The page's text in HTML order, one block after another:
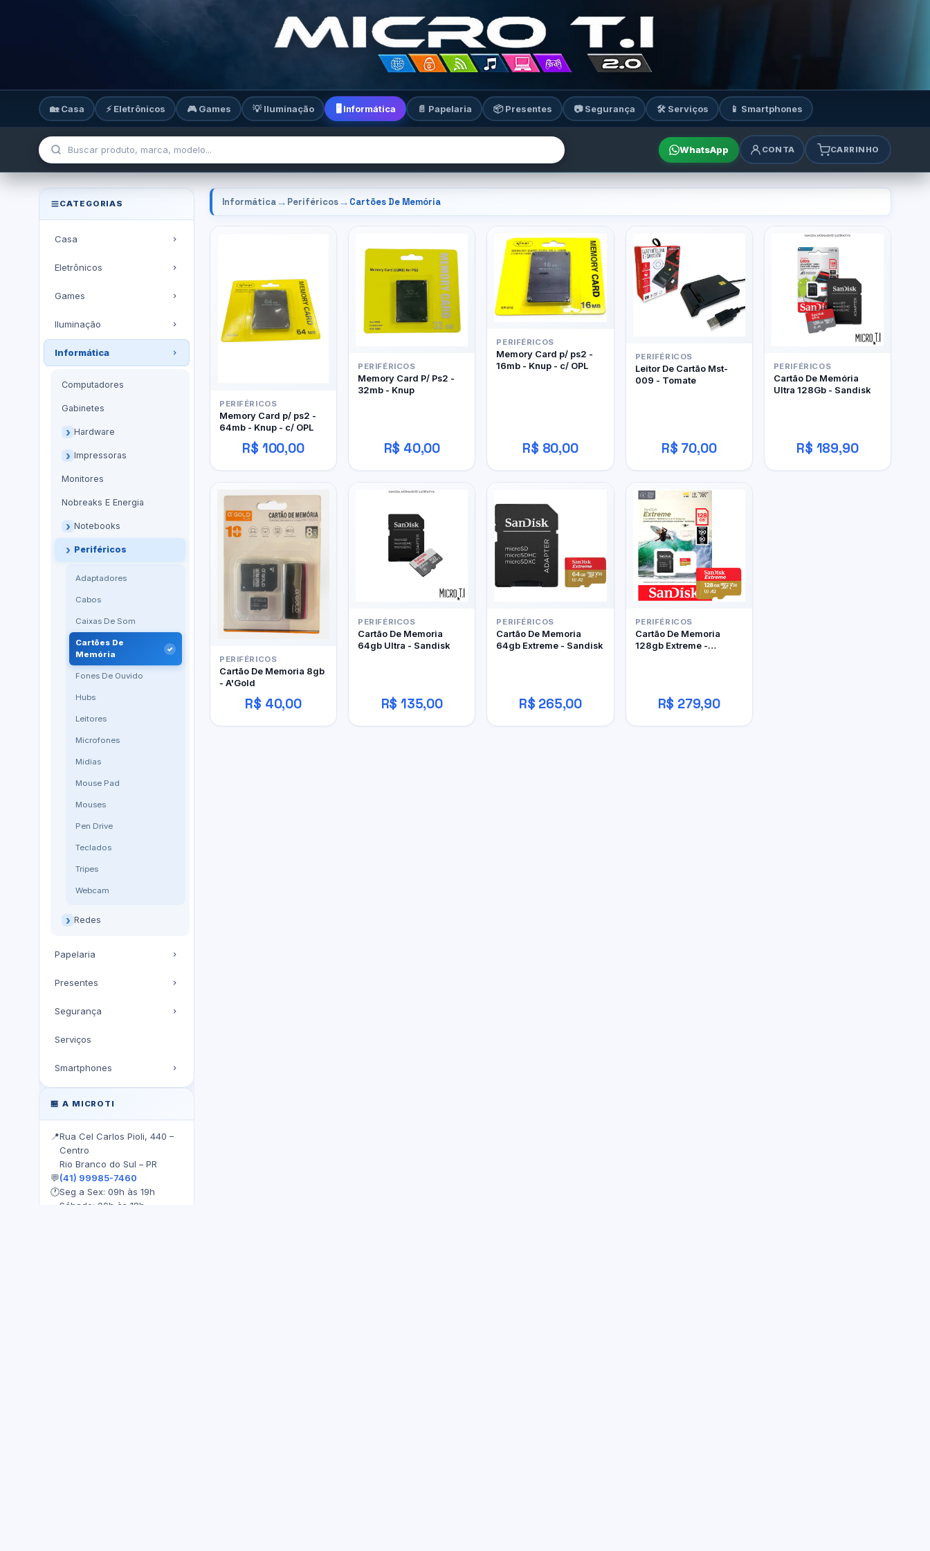
🏡 Casa ⚡ Eletrônicos 🎮 Games 💡 Iluminação 🖥️ Informática 📄 Papelaria 📦 Presentes 📷 Segurança 🛠️ Serviços 📱 Smartphones
WhatsApp CONTA CARRINHO
CATEGORIAS
Casa
Eletrônicos
Games
Iluminação
Informática
Computadores
Gabinetes
Hardware
Impressoras
Monitores
Nobreaks E Energia
Notebooks
Periféricos
Adaptadores
Cabos
Caixas De Som
Cartões De
Memória
Fones De Ouvido
Hubs
Leitores
Microfones
Midias
Mouse Pad
Mouses
Pen Drive
Teclados
Tripes
Webcam
Redes
Papelaria
Presentes
Segurança
Serviços
Smartphones
🏪 A MICROTI
📍Rua Cel Carlos Pioli, 440 –
Centro
Rio Branco do Sul – PR
💬(41) 99985-7460
🕐Seg a Sex: 09h às 19h
Sábado: 09h às 18h
Informática→ Periféricos→ Cartões De Memória
PERIFÉRICOS
Memory Card p/ ps2 -
64mb - Knup - c/ OPL
R$ 100,00
PERIFÉRICOS
Memory Card P/ Ps2 -
32mb - Knup
R$ 40,00
PERIFÉRICOS
Memory Card p/ ps2 -
16mb - Knup - c/ OPL
R$ 80,00
PERIFÉRICOS
Leitor De Cartão Mst-
009 - Tomate
R$ 70,00
PERIFÉRICOS
Cartão De Memória
Ultra 128Gb - Sandisk
R$ 189,90
PERIFÉRICOS
Cartão De Memoria 8gb
- A'Gold
R$ 40,00
PERIFÉRICOS
Cartão De Memoria
64gb Ultra - Sandisk
R$ 135,00
PERIFÉRICOS
Cartão De Memoria
64gb Extreme - Sandisk
R$ 265,00
PERIFÉRICOS
Cartão De Memoria
128gb Extreme -
R$ 279,90